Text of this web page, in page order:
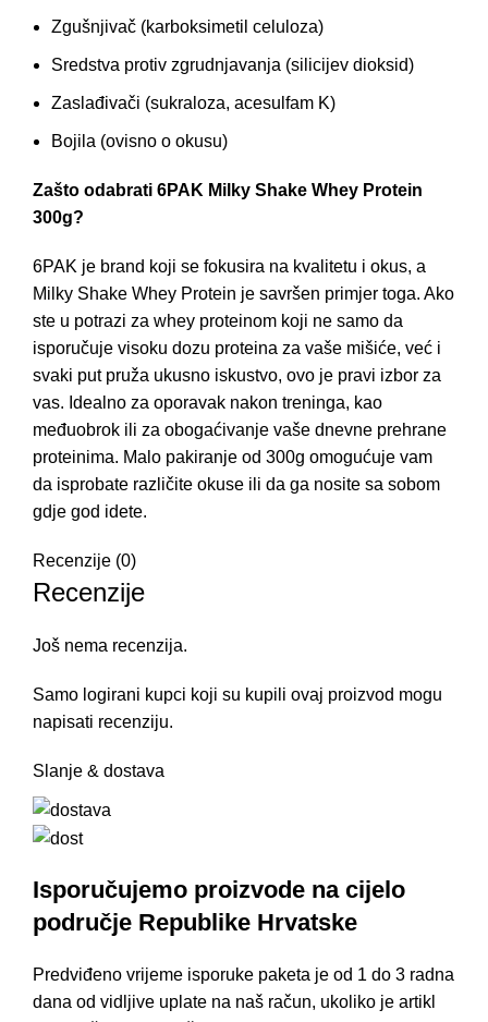
Zgušnjivač (karboksimetil celuloza)
Sredstva protiv zgrudnjavanja (silicijev dioksid)
Zaslađivači (sukraloza, acesulfam K)
Bojila (ovisno o okusu)
Zašto odabrati 6PAK Milky Shake Whey Protein
300g?
6PAK je brand koji se fokusira na kvalitetu i okus, a
Milky Shake Whey Protein je savršen primjer toga. Ako
ste u potrazi za whey proteinom koji ne samo da
isporučuje visoku dozu proteina za vaše mišiće, već i
svaki put pruža ukusno iskustvo, ovo je pravi izbor za
vas. Idealno za oporavak nakon treninga, kao
međuobrok ili za obogaćivanje vaše dnevne prehrane
proteinima. Malo pakiranje od 300g omogućuje vam
da isprobate različite okuse ili da ga nosite sa sobom
gdje god idete.
Recenzije (0)
Recenzije
Još nema recenzija.
Samo logirani kupci koji su kupili ovaj proizvod mogu
napisati recenziju.
Slanje & dostava
Isporučujemo proizvode na cijelo
područje Republike Hrvatske
Predviđeno vrijeme isporuke paketa je od 1 do 3 radna
dana od vidljive uplate na naš račun, ukoliko je artikl